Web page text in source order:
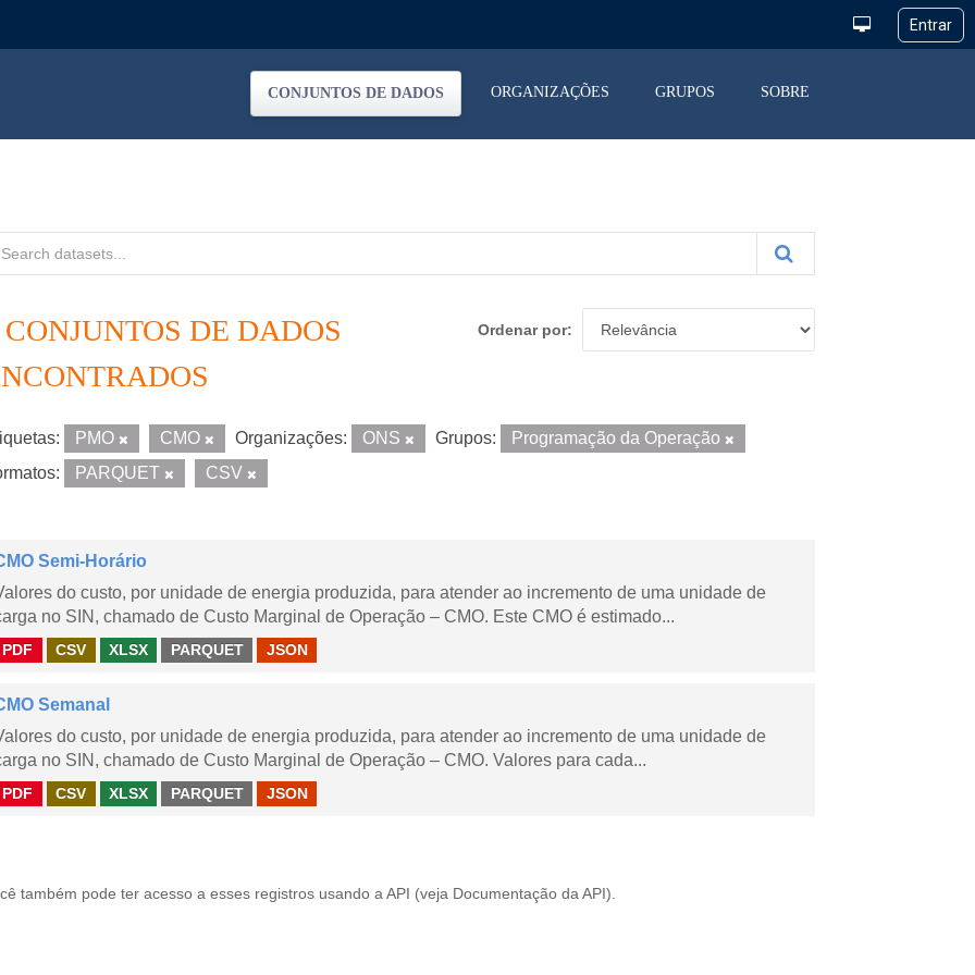
CONJUNTOS DE DADOS ORGANIZAÇÕES GRUPOS SOBRE
Ordenar por
CONJUNTOS DE DADOS
PMO CMO Organizações: ONS Grupos:
Programação da Operação
PARQUET CSV
Semi-Horário
do custo, por unidade de energia produzida, para atender ao incremento de uma unidade de
no SIN, chamado de Custo Marginal de Operação – CMO. Este CMO é estimado...
PDF CSV XLSX PARQUET JSON
Semanal
do custo, por unidade de energia produzida, para atender ao incremento de uma unidade de
no SIN, chamado de Custo Marginal de Operação – CMO. Valores para cada...
PDF CSV XLSX PARQUET JSON
também pode ter acesso a esses registros usando a API (veja Documentação da API ).